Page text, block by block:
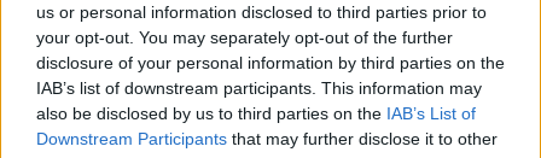
us or personal information disclosed to third parties prior to
your opt-out. You may separately opt-out of the further
disclosure of your personal information by third parties on the
IAB’s list of downstream participants. This information may
also be disclosed by us to third parties on the IAB’s List of
Downstream Participants that may further disclose it to other
Cómo obtener el permiso internacional
para conducir y viajar por todo el mundo